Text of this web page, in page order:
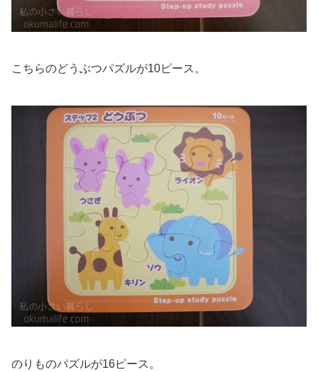
こちらのどうぶつパズルが10ピース。
のりものパズルが16ピース。